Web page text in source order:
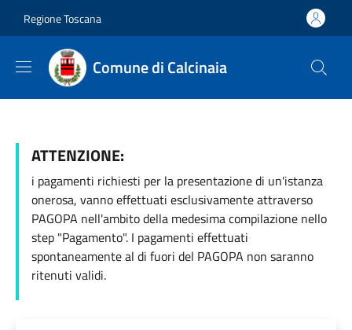
Regione Toscana
Comune di Calcinaia
ATTENZIONE:
i pagamenti richiesti per la presentazione di un'istanza
onerosa, vanno effettuati esclusivamente attraverso
PAGOPA nell'ambito della medesima compilazione nello
step "Pagamento". I pagamenti effettuati
spontaneamente al di fuori del PAGOPA non saranno
ritenuti validi.